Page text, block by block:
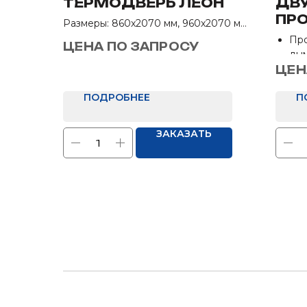
Размеры: 860х2070 мм, 960х2070 мм
ЦЕНА ПО ЗАПРОСУ
ПОДРОБНЕЕ
ЗАКАЗАТЬ